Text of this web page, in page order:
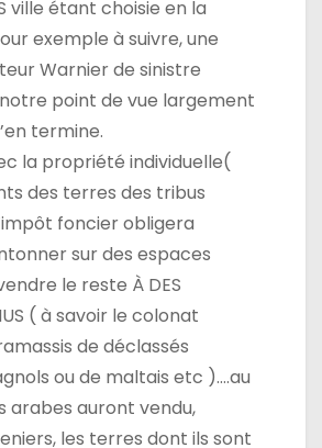
ville étant choisie en la
exemple à suivre, une
Warnier de sinistre
point de vue largement
termine.
la propriété individuelle(
des terres des tribus
foncier obligera
sur des espaces
le reste À DES
( à savoir le colonat
de déclassés
ou de maltais etc )….au
arabes auront vendu,
les terres dont ils sont